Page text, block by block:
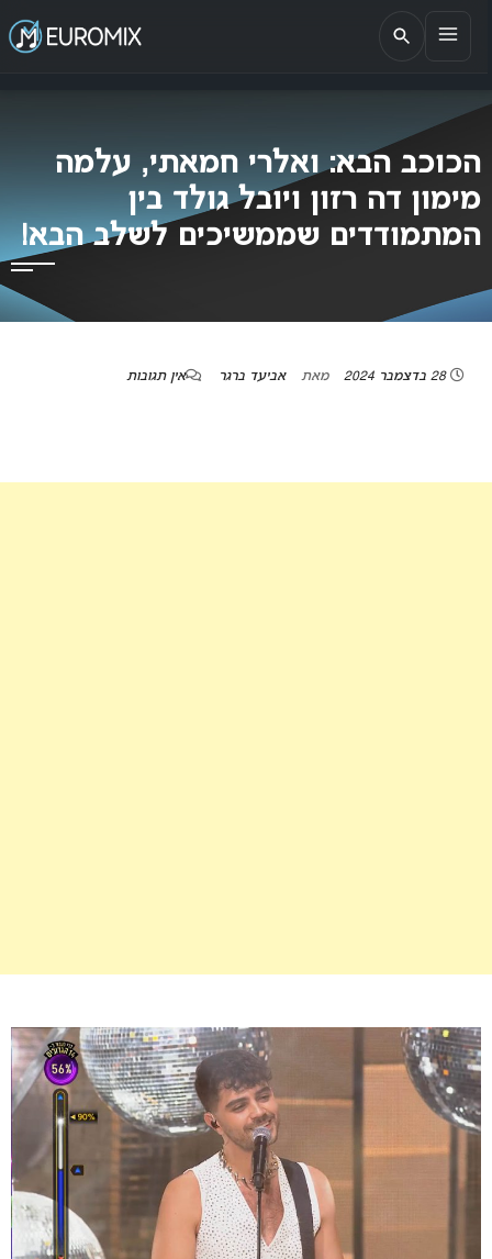
EUROMIX
אתר הבית של האירוויזיון בישראל
הכוכב הבא: ואלרי חמאתי, עלמה
מימון דה רזון ויובל גולד בין
המתמודדים שממשיכים לשלב הבא!
28 בדצמבר 2024 מאת אביעד ברגר אין תגובות